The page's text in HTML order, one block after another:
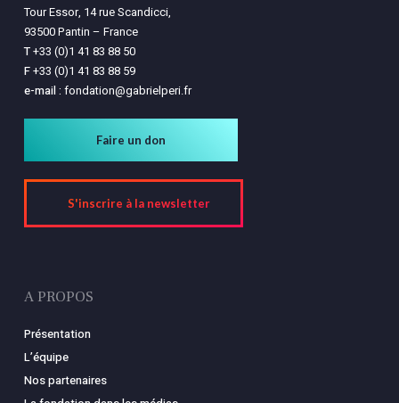
Tour Essor, 14 rue Scandicci,
93500 Pantin – France
T+33 (0)1 41 83 88 50
F+33 (0)1 41 83 88 59
e-mail : fondation@gabrielperi.fr
Faire un don
S'inscrire à la newsletter
A PROPOS
Présentation
L’équipe
Nos partenaires